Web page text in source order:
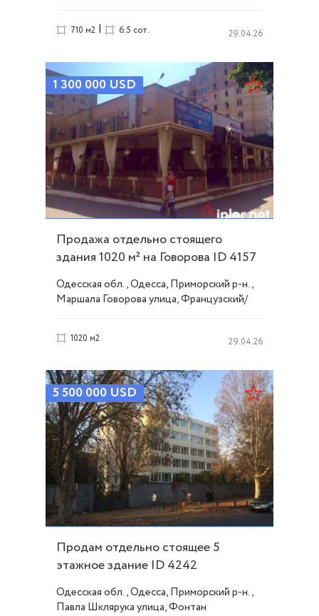
710 м2 | 6.5 сот. 29.04.26
1 300 000 USD
Продажа отдельно стоящего
здания 1020 м² на Говорова ID 4157
Одесская обл., Одесса, Приморский р-н.,
Маршала Говорова улица, Французский/
1020 м2 29.04.26
5 500 000 USD
Продам отдельно стоящее 5
этажное здание ID 4242
Одесская обл., Одесса, Приморский р-н.,
Павла Шклярука улица, Фонтан